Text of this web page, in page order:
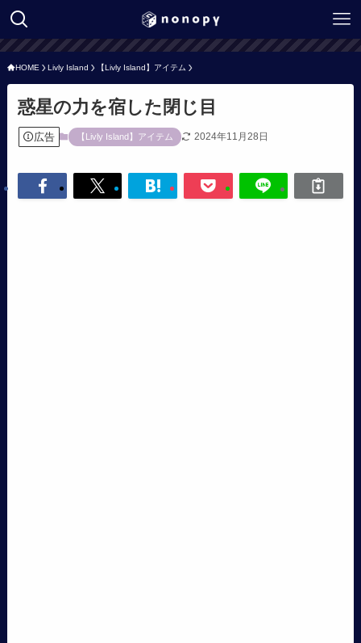
HOME Livly Island 【Livly Island】アイテム
惑星の力を宿した閉じ目
広告 【Livly Island】アイテム 2024年11月28日